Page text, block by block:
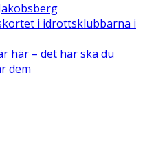
i idrottsklubbarna i
här – det här ska du
dem